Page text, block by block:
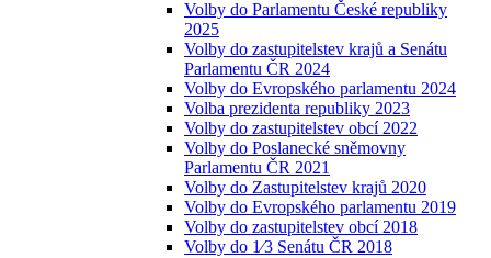
Volby do Parlamentu České republiky
2025
Volby do zastupitelstev krajů a Senátu
Parlamentu ČR 2024
Volby do Evropského parlamentu 2024
Volba prezidenta republiky 2023
Volby do zastupitelstev obcí 2022
Volby do Poslanecké sněmovny
Parlamentu ČR 2021
Volby do Zastupitelstev krajů 2020
Volby do Evropského parlamentu 2019
Volby do zastupitelstev obcí 2018
Volby do 1⁄3 Senátu ČR 2018